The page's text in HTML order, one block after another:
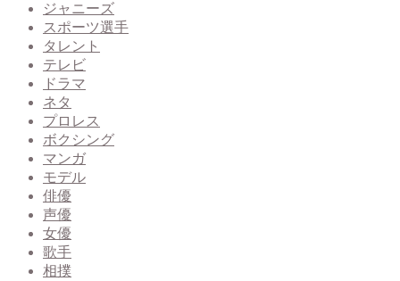
ジャニーズ
スポーツ選手
タレント
テレビ
ドラマ
ネタ
プロレス
ボクシング
マンガ
モデル
俳優
声優
女優
歌手
相撲